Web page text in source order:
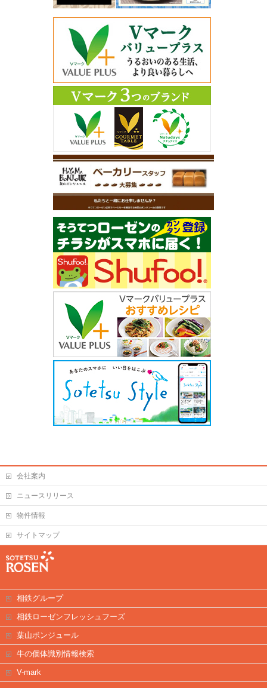
会社案内
ニュースリリース
物件情報
サイトマップ
相鉄グループ
相鉄ローゼンフレッシュフーズ
葉山ボンジュール
牛の個体識別情報検索
V-mark